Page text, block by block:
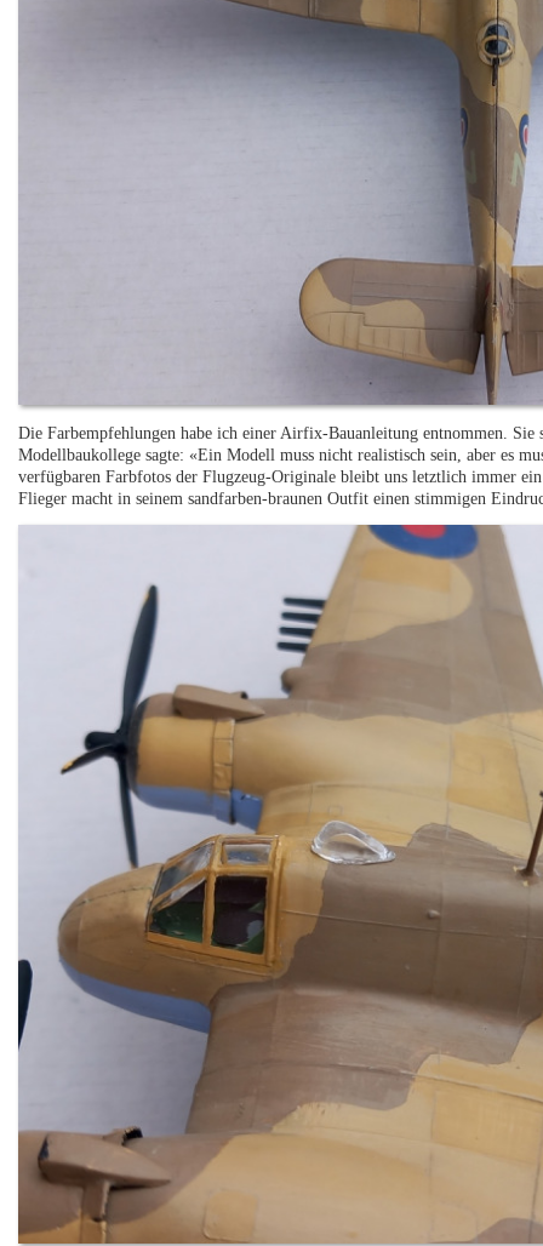
Die Farbempfehlungen habe ich einer Airfix-Bauanleitung entnommen.
Modellbaukollege sagte: «Ein Modell muss nicht realistisch sein, aber es
verfügbaren Farbfotos der Flugzeug-Originale bleibt uns letztlich immer
Flieger macht in seinem sandfarben-braunen Outfit einen stimmigen